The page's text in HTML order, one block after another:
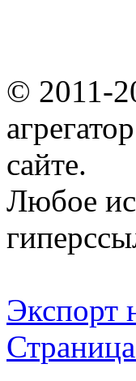
© 2011-
сайте.
Любое
Экспорт